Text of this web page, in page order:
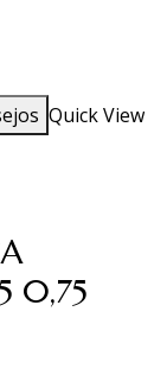
Quick View
0,75